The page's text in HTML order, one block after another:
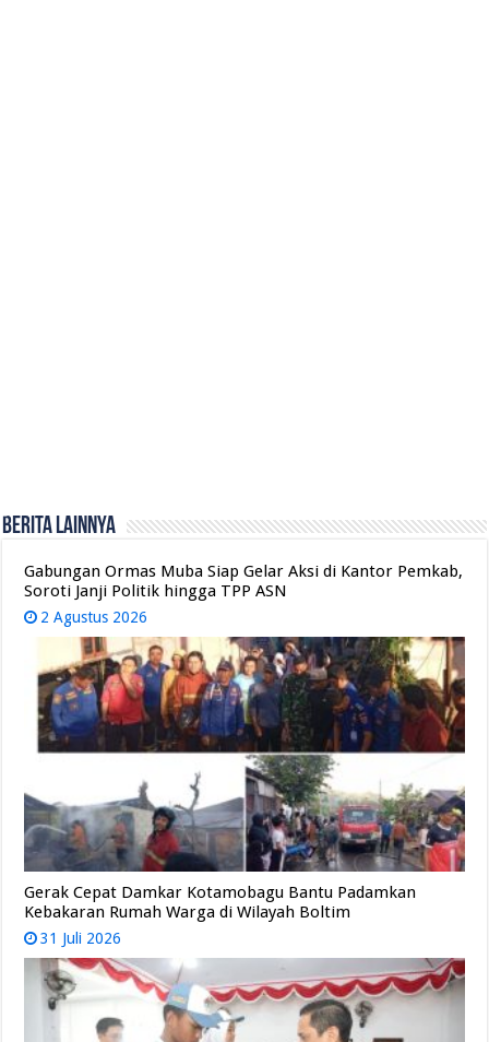
Berita Lainnya
Gabungan Ormas Muba Siap Gelar Aksi di Kantor Pemkab,
Soroti Janji Politik hingga TPP ASN
2 Agustus 2026
Gerak Cepat Damkar Kotamobagu Bantu Padamkan
Kebakaran Rumah Warga di Wilayah Boltim
31 Juli 2026